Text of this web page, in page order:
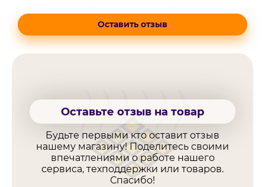
Оставить отзыв
Оставьте отзыв на товар
Будьте первыми кто оставит отзыв
нашему магазину! Поделитесь своими
впечатлениями о работе нашего
сервиса, техподдержки или товаров.
Спасибо!